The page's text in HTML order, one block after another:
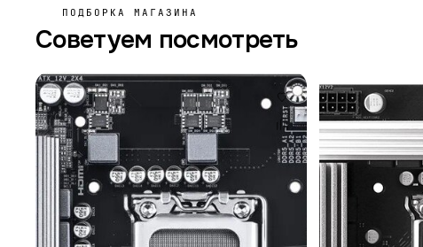
ПОДБОРКА МАГАЗИНА
Советуем посмотреть